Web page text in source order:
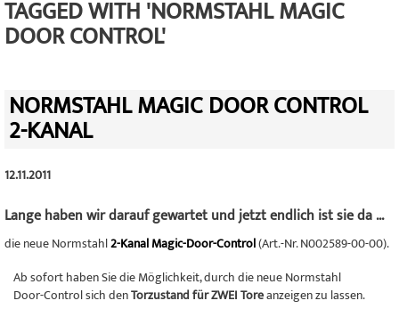
TAGGED WITH 'NORMSTAHL MAGIC
DOOR CONTROL'
NORMSTAHL MAGIC DOOR CONTROL
2-KANAL
12.11.2011
Lange haben wir darauf gewartet und jetzt endlich ist sie da ...
die neue Normstahl2-Kanal Magic-Door-Control(Art.-Nr. N002589-00-00).
Ab sofort haben Sie die Möglichkeit, durch die neue Normstahl
Door-Control sich denTorzustand für ZWEIToreanzeigen zu lassen.